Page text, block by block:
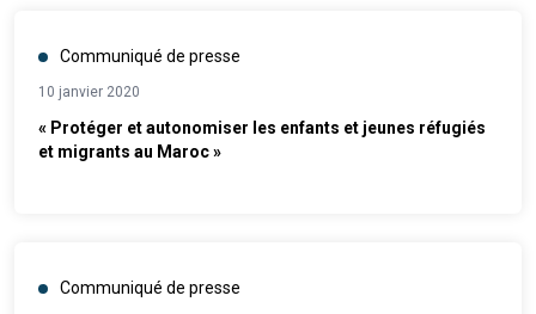
Communiqué de presse
10 janvier 2020
« Protéger et autonomiser les enfants et jeunes réfugiés
et migrants au Maroc »
Communiqué de presse